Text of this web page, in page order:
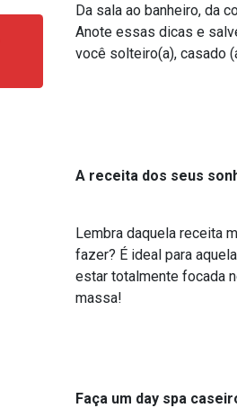
Da sala ao banheiro, da
Anote essas dicas e
você solteiro(a), casado
A receita dos seus
Lembra daquela receita
fazer? É ideal para
estar totalmente focada
massa!
Faça um day spa